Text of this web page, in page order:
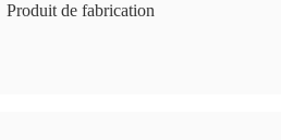
Produit de fabrication